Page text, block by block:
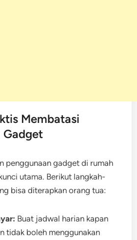
Membatasi
Gadget
penggunaan gadget di rumah
utama. Berikut langkah-
bisa diterapkan orang tua:
Buat jadwal harian kapan
tidak boleh menggunakan